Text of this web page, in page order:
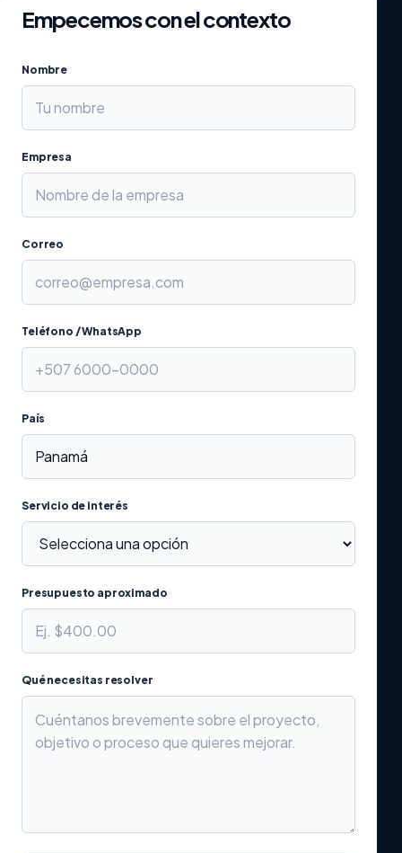
Empecemos con el contexto
Nombre
Empresa
Correo
Teléfono / WhatsApp
País
Servicio de interés
Presupuesto aproximado
Qué necesitas resolver